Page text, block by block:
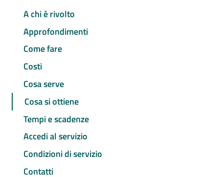
A chi è rivolto
Approfondimenti
Come fare
Costi
Cosa serve
Cosa si ottiene
Tempi e scadenze
Accedi al servizio
Condizioni di servizio
Contatti